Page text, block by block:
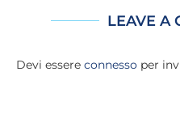
LEAVE A
Devi essere connesso per